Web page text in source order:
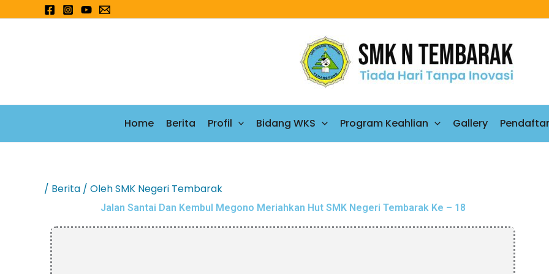
ke
Home Berita Profil Bidang WKS Program Keahlian Gallery
/ Berita / OlehSMK Negeri Tembarak
Jalan Santai Dan Kembul Megono Meriahkan Hut SMK Negeri Tembarak Ke – 18